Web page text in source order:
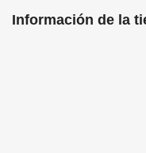
Información de la